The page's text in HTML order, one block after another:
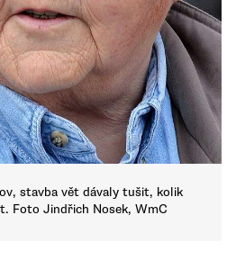
stavba vět dávaly tušit, kolik
Foto Jindřich Nosek, WmC